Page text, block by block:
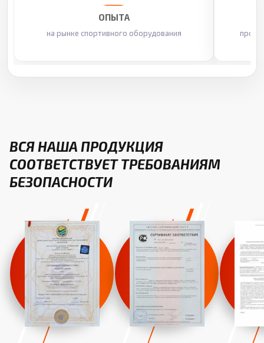
ОПЫТА
на рынке спортивного оборудования
ВСЯ НАША ПРОДУКЦИЯ
СООТВЕТСТВУЕТ ТРЕБОВАНИЯМ
БЕЗОПАСНОСТИ